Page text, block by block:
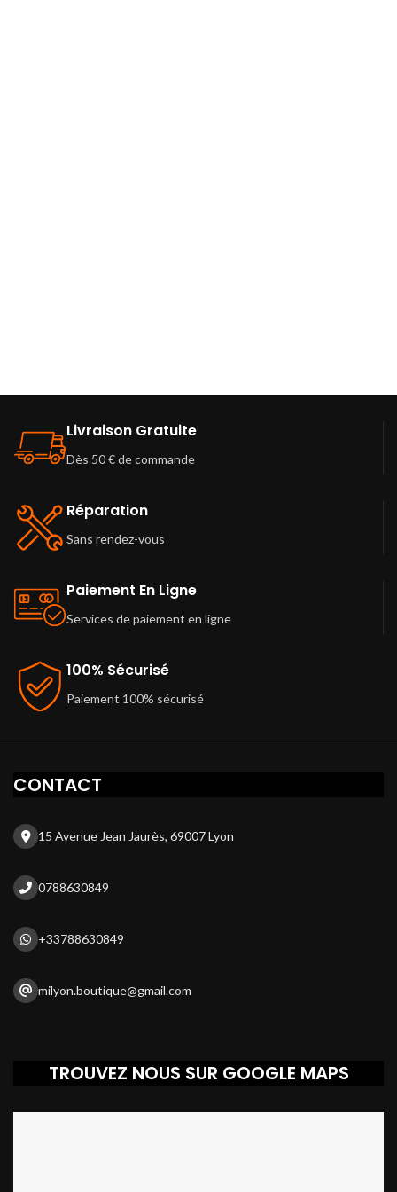
Livraison Gratuite
Dès 50 € de commande
Réparation
Sans rendez-vous
Paiement En Ligne
Services de paiement en ligne
100% Sécurisé
Paiement 100% sécurisé
CONTACT
15 Avenue Jean Jaurès, 69007 Lyon
0788630849
+33788630849
milyon.boutique@gmail.com
TROUVEZ NOUS SUR GOOGLE MAPS